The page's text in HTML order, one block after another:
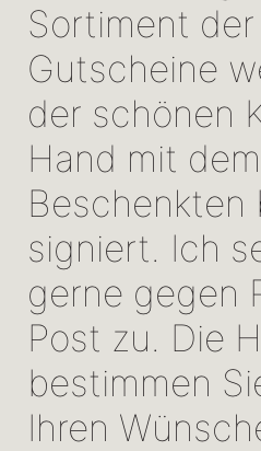
Sortiment
Gutscheine
der schönen
Hand mit
signiert. Ich
gerne gegen
Post zu. Die
bestimmen
Ihren